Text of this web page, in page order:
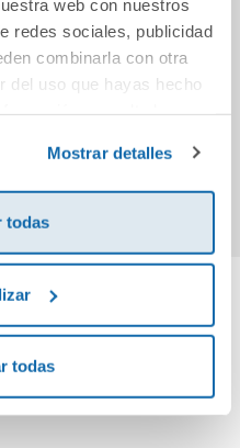
web con nuestros
redes sociales, publicidad
combinarla con otra
del uso que hayas hecho
Mostrar detalles
todas
todas
Situaciones 4.
Castellana
y Literatura.
Cuaderno de
M
opinión